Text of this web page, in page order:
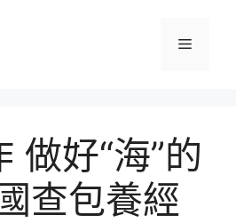
選
做好“海”的
查包養經